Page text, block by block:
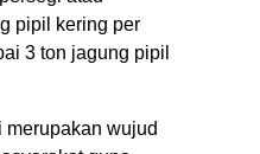
pipil kering per
3 ton jagung pipil
wujud